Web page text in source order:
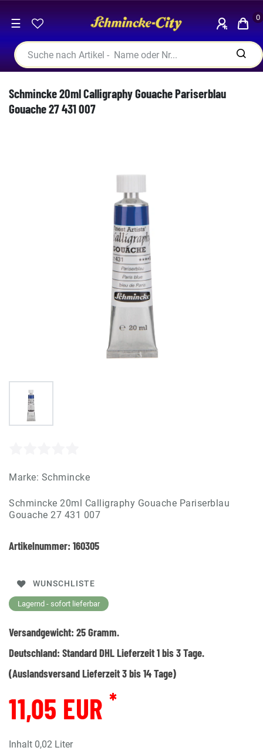
☰ 0
Schmincke 20ml Calligraphy Gouache Pariserblau
Gouache 27 431 007
Marke: Schmincke
Schmincke 20ml Calligraphy Gouache Pariserblau
Gouache 27 431 007
Artikelnummer: 160305
WUNSCHLISTE
Lagernd - sofort lieferbar
Versandgewicht: 25Gramm.
Deutschland: Standard DHL Lieferzeit 1 bis 3 Tage.
(Auslandsversand Lieferzeit 3 bis 14 Tage)
11,05 EUR *
Inhalt 0,02 Liter